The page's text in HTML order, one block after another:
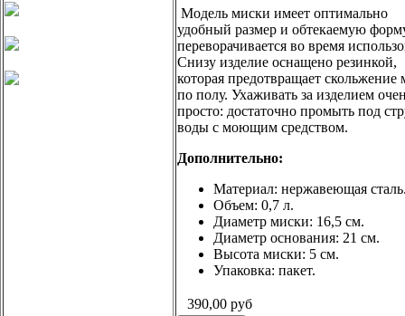
Модель миски имеет оптимально
удобный размер и обтекаемую
переворачивается во время
Снизу изделие оснащено резинкой,
которая предотвращает скольжение
по полу. Ухаживать за изделием
просто: достаточно промыть под
воды с моющим средством.
Дополнительно:
Материал: нержавеющая
Объем: 0,7 л.
Диаметр миски: 16,5 см.
Диаметр основания: 21 см.
Высота миски: 5 см.
Упаковка: пакет.
390,00 руб